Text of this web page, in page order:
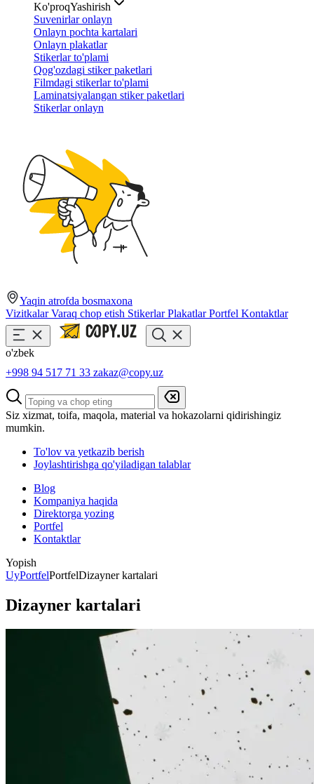
Ko'proqYashirish
Suvenirlar onlayn
Onlayn pochta kartalari
Onlayn plakatlar
Stikerlar to'plami
Qog'ozdagi stiker paketlari
Filmdagi stikerlar to'plami
Laminatsiyalangan stiker paketlari
Stikerlar onlayn
Yaqin atrofda bosmaxona
VizitkalarVaraq chop etish StikerlarPlakatlarPortfel Kontaktlar
o'zbek
+998 94 517 71 33 zakaz@copy.uz
Siz xizmat, toifa, maqola, material va hokazolarni qidirishingiz
mumkin.
To'lov va yetkazib berish
Joylashtirishga qo'yiladigan talablar
Blog
Kompaniya haqida
Direktorga yozing
Portfel
Kontaktlar
Yopish
UyPortfelPortfelDizayner kartalari
Dizayner kartalari